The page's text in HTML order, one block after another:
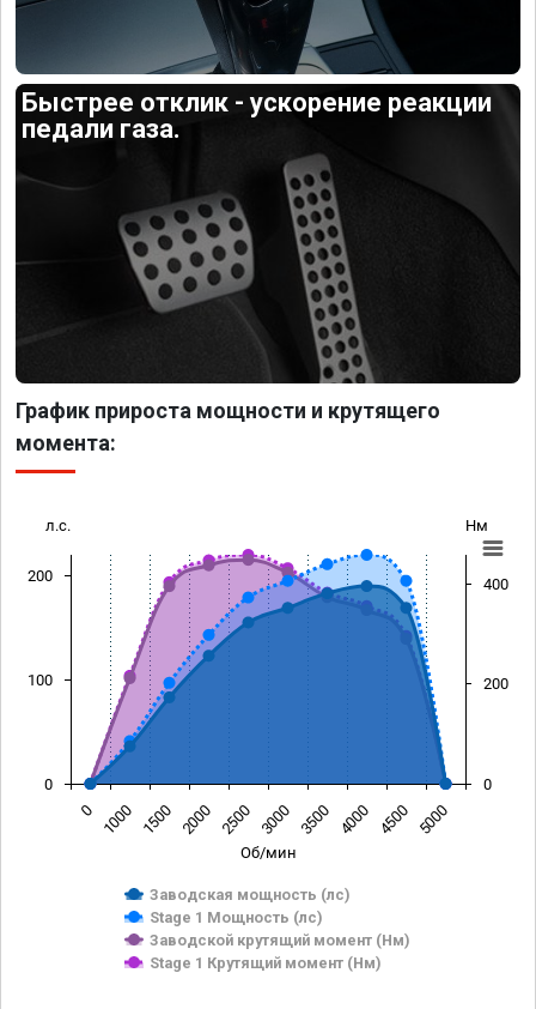
Быстрее отклик - ускорение реакции
педали газа.
График прироста мощности и крутящего
момента:
Об/мин
л.с. Нм
Заводская мощность (лс)
Stage 1 Мощность (лс)
Заводской крутящий момент (Нм)
Stage 1 Крутящий момент (Нм)
0 1000 1500 2000 2500 3000 3500 4000 4500 5000
0
100
200
0
200
400